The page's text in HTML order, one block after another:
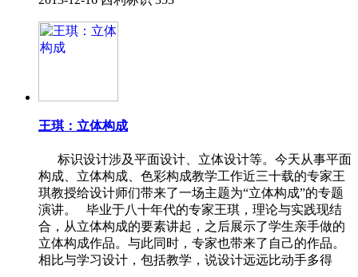
王琪：立体构成
标识设计涉及平面设计、立体设计等。今天从事平面
构成、立体构成、色彩构成教学工作近三十载的专家王
琪教授给设计师们带来了一场主题为“立体构成”的专题
演讲。 毕业于八十年代的专家王琪，理论与实践现结
合，从立体构成的要素讲起，之后展示了学生亲手做的
立体构成作品。与此同时，专家也带来了自己的作品。
相比与学习设计，包括教学，说设计远远比动手多得